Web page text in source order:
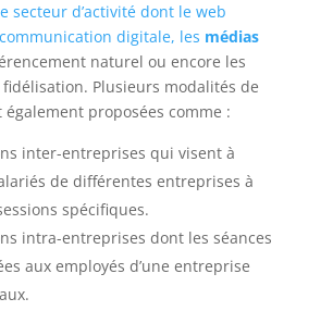
secteur d’activité dont le web
digitale, les médias
naturel ou encore les
Plusieurs modalités de
proposées comme :
inter-entreprises qui visent à
de différentes entreprises à
spécifiques.
intra-entreprises dont les séances
aux employés d’une entreprise